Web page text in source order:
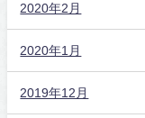
2020年2月
2020年1月
2019年12月